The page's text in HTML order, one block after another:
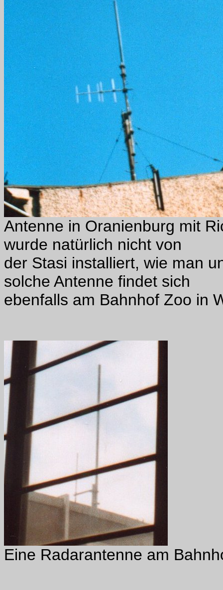
Antenne in Oranienburg mit
wurde natürlich nicht von
der Stasi installiert, wie man
solche Antenne findet sich
ebenfalls am Bahnhof Zoo in
Eine Radarantenne am